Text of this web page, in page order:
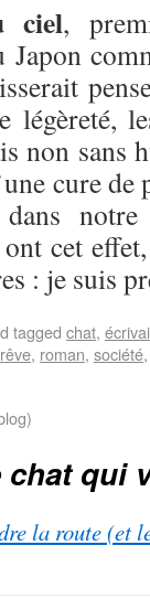
ciel,
légèreté,
non sans
cure de
dans
cet
: je suis
tagged chat,
rêve, roman, société
chat qui
la route (et